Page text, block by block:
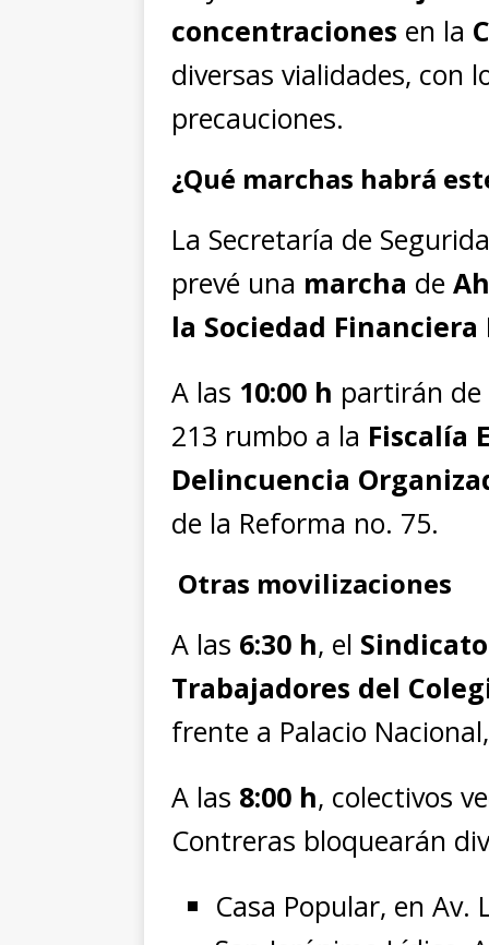
concentraciones en la
diversas vialidades, con
precauciones.
¿Qué marchas habrá
La Secretaría de
prevé una marcha de
la Sociedad Financiera
A las 10:00 h partirán de
213 rumbo a la Fiscalía
Delincuencia
de la Reforma no. 75.
Otras movilizaciones
A las 6:30 h, el
Trabajadores del
frente a Palacio
A las 8:00 h, colectivos
Contreras bloquearán
Casa Popular, en Av.